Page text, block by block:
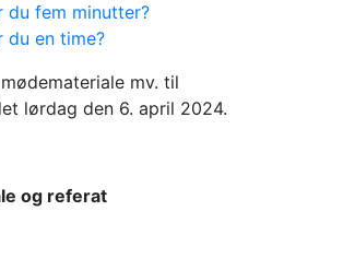
du fem minutter?
du en time?
mv. til
lørdag den 6. april 2024.
og referat